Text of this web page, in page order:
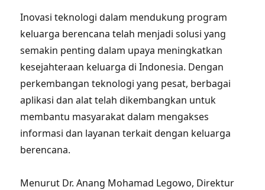
Inovasi teknologi dalam mendukung program
keluarga berencana telah menjadi solusi yang
semakin penting dalam upaya meningkatkan
kesejahteraan keluarga di Indonesia. Dengan
perkembangan teknologi yang pesat, berbagai
aplikasi dan alat telah dikembangkan untuk
membantu masyarakat dalam mengakses
informasi dan layanan terkait dengan keluarga
berencana.
Menurut Dr. Anang Mohamad Legowo, Direktur